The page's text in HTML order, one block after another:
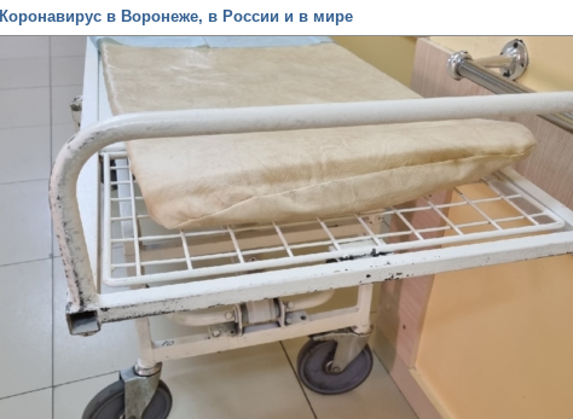
Коронавирус в Воронеже, в России и в мире